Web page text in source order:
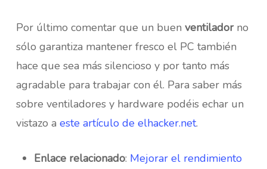
Por último comentar que un buen ventilador no
sólo garantiza mantener fresco el PC también
hace que sea más silencioso y por tanto más
agradable para trabajar con él. Para saber más
sobre ventiladores y hardware podéis echar un
vistazo a este artículo de elhacker.net.
Enlace relacionado: Mejorar el rendimiento